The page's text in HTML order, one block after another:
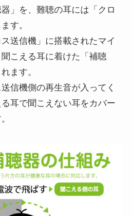
」を、難聴の耳には「クロ
す。
送信機」に搭載されたマイ
こえる耳に着けた「補聴
ます。
信機側の再生音が入ってく
耳で聞こえない耳をカバー